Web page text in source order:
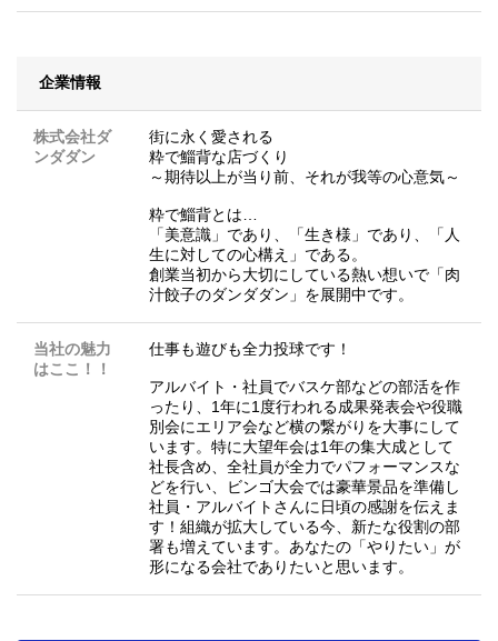
企業情報
株式会社ダ
ンダダン
街に永く愛される
粋で鯔背な店づくり
～期待以上が当り前、それが我等の心意気～
粋で鯔背とは…
「美意識」であり、「生き様」であり、「人
生に対しての心構え」である。
創業当初から大切にしている熱い想いで「肉
汁餃子のダンダダン」を展開中です。
当社の魅力
はここ！！
仕事も遊びも全力投球です！
アルバイト・社員でバスケ部などの部活を作
ったり、1年に1度行われる成果発表会や役職
別会にエリア会など横の繋がりを大事にして
います。特に大望年会は1年の集大成として
社長含め、全社員が全力でパフォーマンスな
どを行い、ビンゴ大会では豪華景品を準備し
社員・アルバイトさんに日頃の感謝を伝えま
す！組織が拡大している今、新たな役割の部
署も増えています。あなたの「やりたい」が
形になる会社でありたいと思います。